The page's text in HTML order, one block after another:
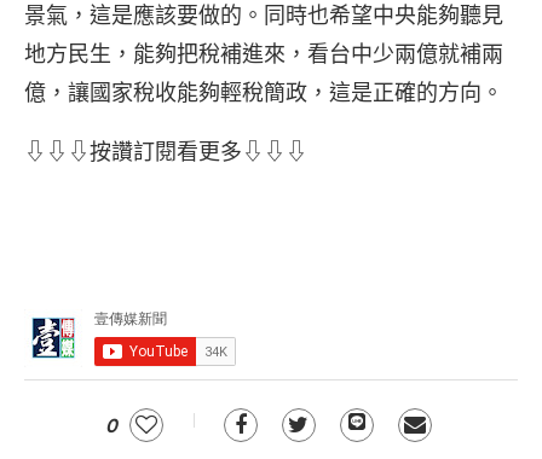
景氣，這是應該要做的。同時也希望中央能夠聽見
地方民生，能夠把稅補進來，看台中少兩億就補兩
億，讓國家稅收能夠輕稅簡政，這是正確的方向。
⇩⇩⇩按讚訂閱看更多⇩⇩⇩
0